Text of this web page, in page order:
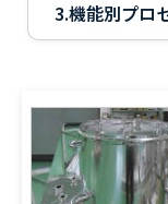
3.機能別プロ